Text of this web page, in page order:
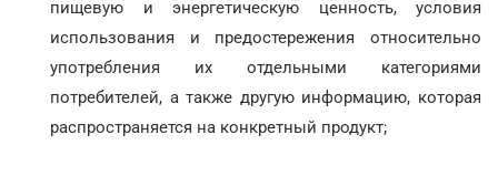
пищевую и энергетическую ценность, условия
использования и предостережения относительно
употребления их отдельными категориями
потребителей, а также другую информацию, которая
распространяется на конкретный продукт;